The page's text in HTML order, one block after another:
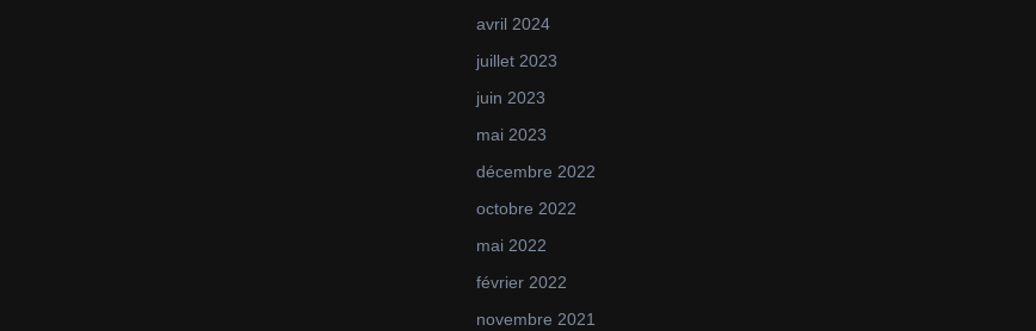
avril 2024
juillet 2023
juin 2023
mai 2023
décembre 2022
octobre 2022
mai 2022
février 2022
novembre 2021